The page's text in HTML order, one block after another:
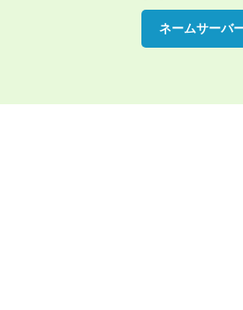
ネームサーバ